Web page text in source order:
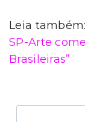
Leia também:
SP-Arte
Brasileiras”